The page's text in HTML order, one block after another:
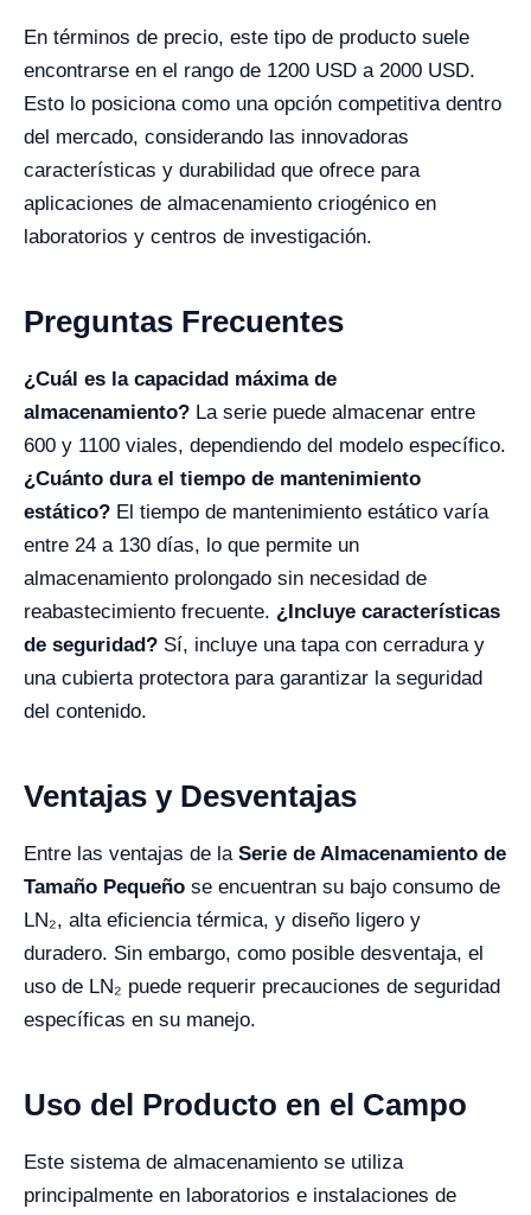
En términos de precio, este tipo de producto suele
encontrarse en el rango de 1200 USD a 2000 USD.
Esto lo posiciona como una opción competitiva dentro
del mercado, considerando las innovadoras
características y durabilidad que ofrece para
aplicaciones de almacenamiento criogénico en
laboratorios y centros de investigación.
Preguntas Frecuentes
¿Cuál es la capacidad máxima de
almacenamiento? La serie puede almacenar entre
600 y 1100 viales, dependiendo del modelo específico.
¿Cuánto dura el tiempo de mantenimiento
estático? El tiempo de mantenimiento estático varía
entre 24 a 130 días, lo que permite un
almacenamiento prolongado sin necesidad de
reabastecimiento frecuente. ¿Incluye características
de seguridad? Sí, incluye una tapa con cerradura y
una cubierta protectora para garantizar la seguridad
del contenido.
Ventajas y Desventajas
Entre las ventajas de la Serie de Almacenamiento de
Tamaño Pequeño se encuentran su bajo consumo de
LN₂, alta eficiencia térmica, y diseño ligero y
duradero. Sin embargo, como posible desventaja, el
uso de LN₂ puede requerir precauciones de seguridad
específicas en su manejo.
Uso del Producto en el Campo
Este sistema de almacenamiento se utiliza
principalmente en laboratorios e instalaciones de